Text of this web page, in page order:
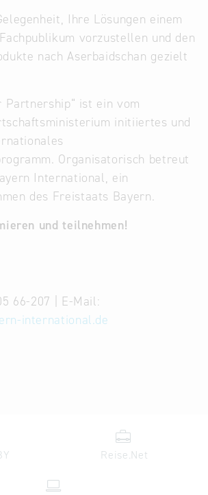
Ihre Lösungen einem
vorzustellen und den
nach Aserbaidschan gezielt
Partnership“ ist ein vom
initiiertes und
Organisatorisch betreut
International, ein
des Freistaats Bayern.
und teilnehmen!
66-207 | E-Mail:
international.de
Reise.Net